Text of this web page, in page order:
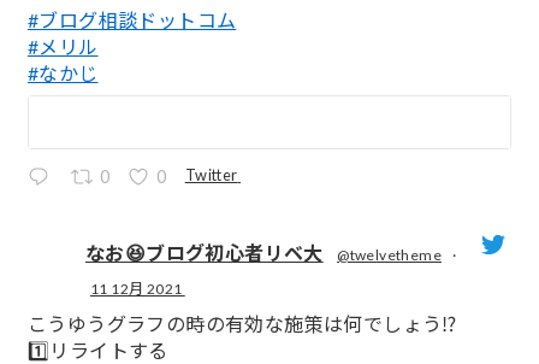
#ブログ相談ドットコム
#メリル
#なかじ
0 0 Twitter
なお😆ブログ初心者リベ大 @twelvetheme
·
11 12月 2021
こうゆうグラフの時の有効な施策は何でしょう⁉️
1️⃣リライトする